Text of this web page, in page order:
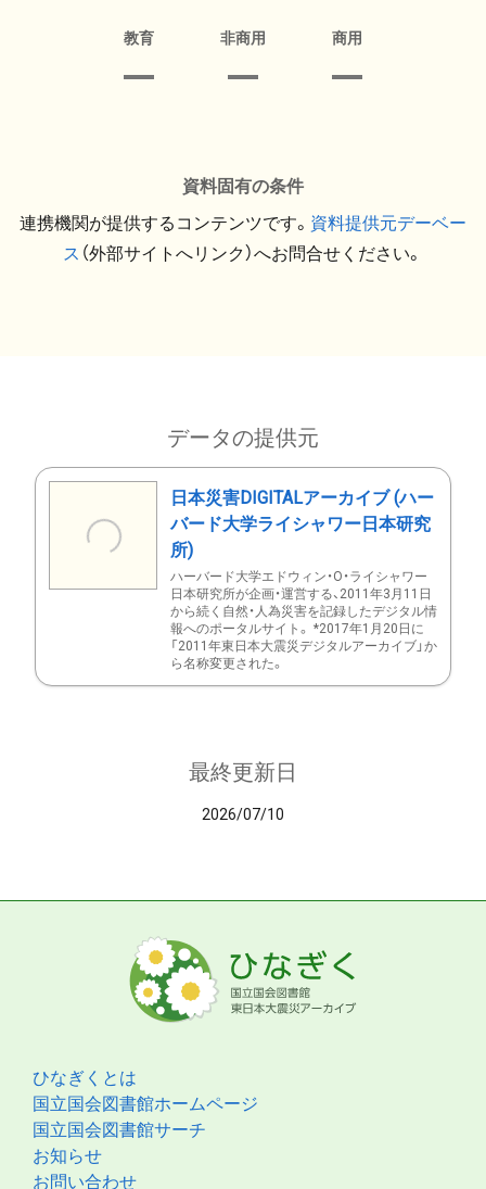
教育 非商用 商用
資料固有の条件
連携機関が提供するコンテンツです。 資料提供元デーベー
ス （外部サイトへリンク）へお問合せください。
データの提供元
日本災害DIGITALアーカイブ (ハー
バード大学ライシャワー日本研究
所)
ハーバード大学エドウィン・O・ライシャワー
日本研究所が企画・運営する、2011年3月11日
から続く自然・人為災害を記録したデジタル情
報へのポータルサイト。 *2017年1月20日に
「2011年東日本大震災デジタルアーカイブ」か
ら名称変更された。
最終更新日
2026/07/10
ひなぎくとは
国立国会図書館ホームページ
国立国会図書館サーチ
お知らせ
お問い合わせ